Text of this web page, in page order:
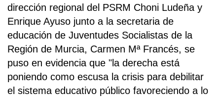
dirección regional del PSRM Choni Ludeña y
Enrique Ayuso junto a la secretaria de
educación de Juventudes Socialistas de la
Región de Murcia, Carmen Mª Francés, se
puso en evidencia que "la derecha está
poniendo como escusa la crisis para debilitar
el sistema educativo público favoreciendo a lo